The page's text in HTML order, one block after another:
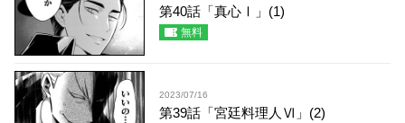
第40話「真心Ⅰ」(1)
無料
2023/07/16
第39話「宮廷料理人Ⅵ」(2)